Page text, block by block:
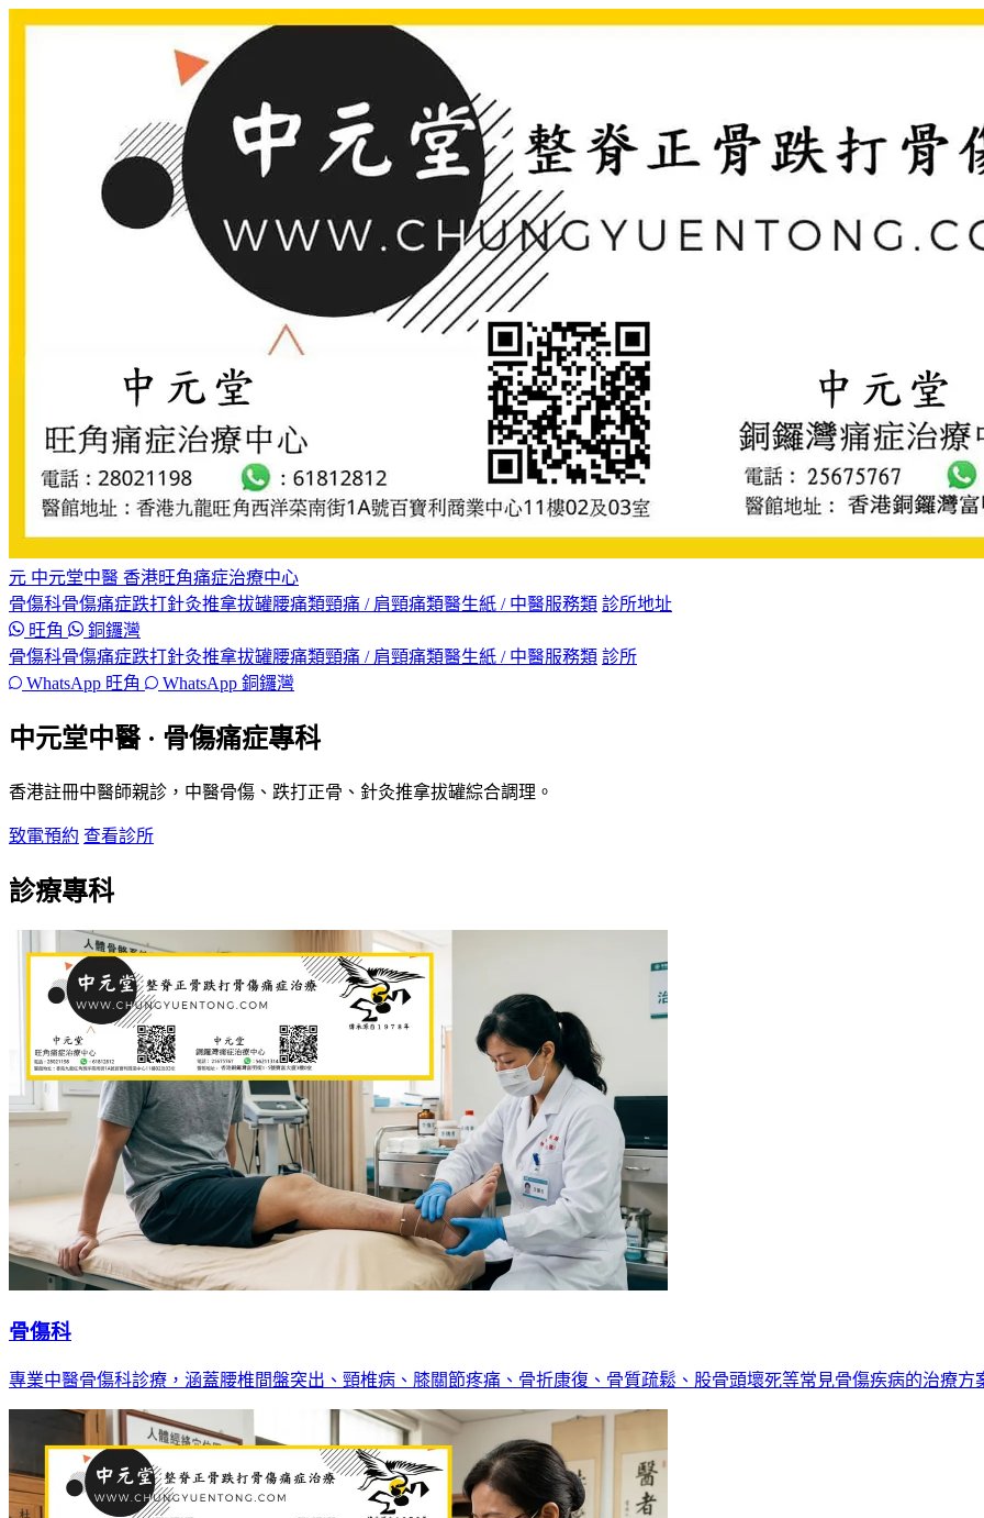
元 中元堂中醫 香港旺角痛症治療中心
骨傷科骨傷痛症跌打針灸推拿拔罐腰痛類頸痛 / 肩頸痛類醫生紙 / 中醫服務類 診所地址
旺角
銅鑼灣
骨傷科骨傷痛症跌打針灸推拿拔罐腰痛類頸痛 / 肩頸痛類醫生紙 / 中醫服務類 診所
WhatsApp 旺角
WhatsApp 銅鑼灣
中元堂中醫 · 骨傷痛症專科
香港註冊中醫師親診，中醫骨傷、跌打正骨、針灸推拿拔罐綜合調理。
致電預約 查看診所
診療專科
骨傷科
專業中醫骨傷科診療，涵蓋腰椎間盤突出、頸椎病、膝關節疼痛、骨折康復、骨質疏鬆、股骨頭壞死等常見骨傷疾病的治療方